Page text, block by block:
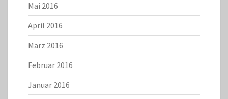
Mai 2016
April 2016
März 2016
Februar 2016
Januar 2016